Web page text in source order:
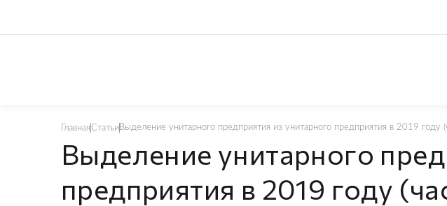
ГлавнаяСтатьиВыделение унитарного предприятия из унитарного предприятия в 2019 году
Выделение унитарного
предприятия в 2019 году